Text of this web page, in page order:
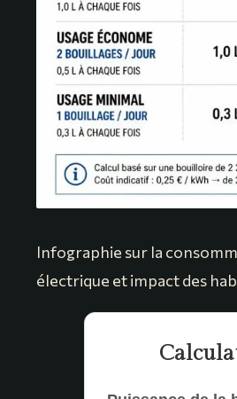
Infographie sur la
électrique et impact des